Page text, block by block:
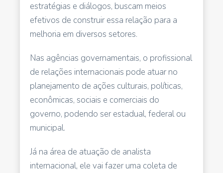
estratégias e diálogos, buscam meios
efetivos de construir essa relação para a
melhoria em diversos setores.
Nas agências governamentais, o profissional
de relações internacionais pode atuar no
planejamento de ações culturais, políticas,
econômicas, sociais e comerciais do
governo, podendo ser estadual, federal ou
municipal.
Já na área de atuação de analista
internacional, ele vai fazer uma coleta de